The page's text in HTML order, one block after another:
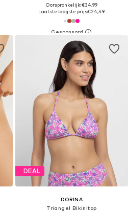
Oorspronkelijk: €34,99
Laatste laagste prijs:€24,49
DEAL
DORINA
Triangel Bikinitop